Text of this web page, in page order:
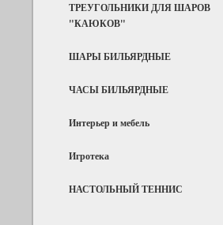
ТРЕУГОЛЬНИКИ ДЛЯ ШАРОВ
"КАЮКОВ"
ШАРЫ БИЛЬЯРДНЫЕ
ЧАСЫ БИЛЬЯРДНЫЕ
Интерьер и мебель
Игротека
НАСТОЛЬНЫЙ ТЕННИС